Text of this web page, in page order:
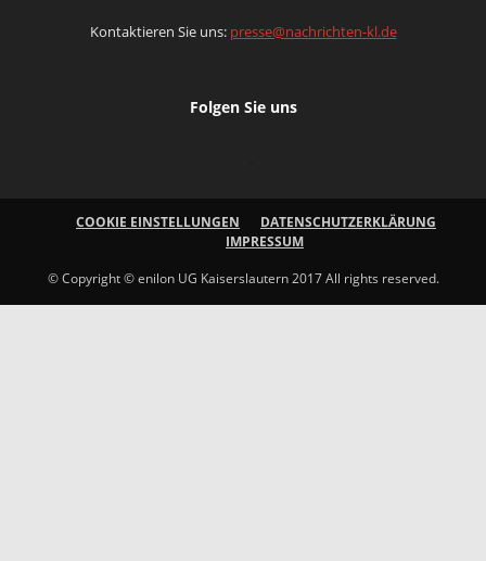
Kontaktieren Sie uns: presse@nachrichten-kl.de
Folgen Sie uns
COOKIE EINSTELLUNGEN
DATENSCHUTZERKLÄRUNG
IMPRESSUM
© Copyright © enilon UG Kaiserslautern 2017 All rights reserved.